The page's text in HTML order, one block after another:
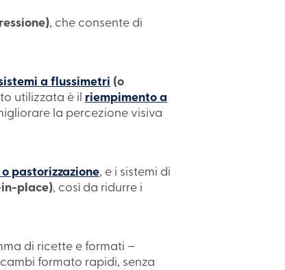
, che consente di
a flussimetri (o
utilizzata è il riempimento a
la percezione visiva
pastorizzazione, e i sistemi di
in-place), così da ridurre i
di ricette e formati –
formato rapidi, senza